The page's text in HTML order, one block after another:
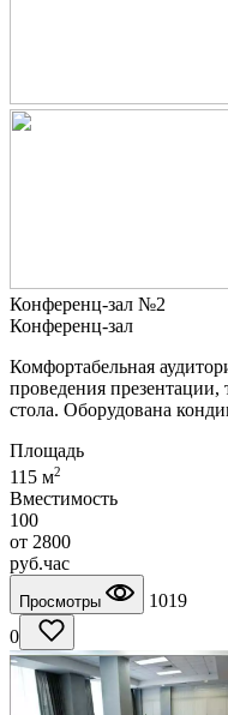
Конференц-зал №2
Конференц-зал
Комфортабельная
проведения презентации,
стола. Оборудована
Площадь
115 м2
Вместимость
100
от 2800
руб.час
Просмотры
1019
0